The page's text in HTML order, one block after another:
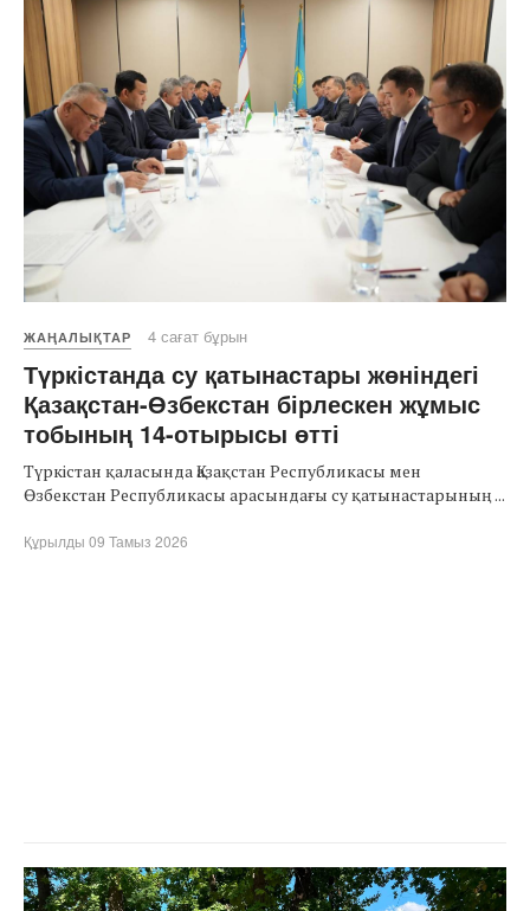
ЖАҢАЛЫҚТАР 4 сағат бұрын
Түркістанда су қатынастары жөніндегі
Қазақстан-Өзбекстан бірлескен жұмыс
тобының 14-отырысы өтті
Түркістан қаласында Қазақстан Республикасы мен
Өзбекстан Республикасы арасындағы су қатынастарының ...
Құрылды 09 Тамыз 2026